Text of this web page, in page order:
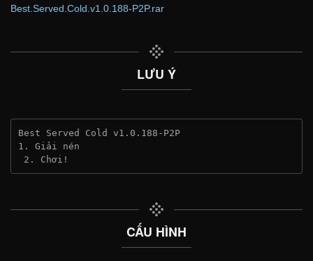
Best.Served.Cold.v1.0.188-P2P.rar
LƯU Ý
Best Served Cold v1.0.188-P2P
1. Giải nén
2. Chơi!
CẤU HÌNH